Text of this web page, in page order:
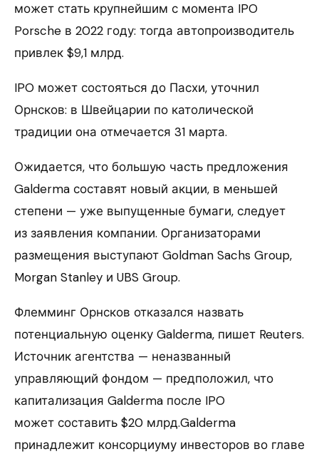
может стать крупнейшим с момента IPO
Porsche в 2022 году: тогда автопроизводитель
привлек $9,1 млрд.
IPO может состояться до Пасхи, уточнил
Орнсков: в Швейцарии по католической
традиции она отмечается 31 марта.
Ожидается, что большую часть предложения
Galderma составят новый акции, в меньшей
степени — уже выпущенные бумаги, следует
из заявления компании. Организаторами
размещения выступают Goldman Sachs Group,
Morgan Stanley и UBS Group.
Флемминг Орнсков отказался назвать
потенциальную оценку Galderma, пишет Reuters.
Источник агентства — неназванный
управляющий фондом — предположил, что
капитализация Galderma после IPO
может составить $20 млрд.Galderma
принадлежит консорциуму инвесторов во главе